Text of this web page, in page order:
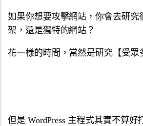
如果你想要攻擊網站，你會去研究
架，還是獨特的網站？
花一樣的時間，當然是研究【受眾
但是 WordPress 主程式其實不算好